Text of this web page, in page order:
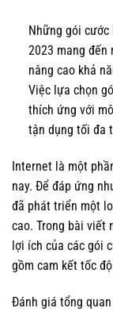
Những gói cước
2023 mang đến
nâng cao khả
Việc lựa chọn
thích ứng với
tận dụng tối đa
Internet là một
nay. Để đáp ứng
đã phát triển một
cao. Trong bài viết
lợi ích của các gói
gồm cam kết tốc
Đánh giá tổng